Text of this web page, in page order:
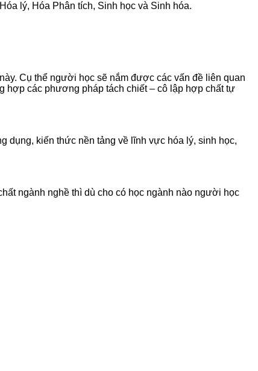
lý, Hóa Phân tích, Sinh học và Sinh hóa.
Cụ thể người học sẽ nắm được các vấn đề liên quan
hợp các phương pháp tách chiết – cô lập hợp chất tự
dụng, kiến thức nền tảng về lĩnh vực hóa lý, sinh học,
ngành nghề thì dù cho có học ngành nào người học